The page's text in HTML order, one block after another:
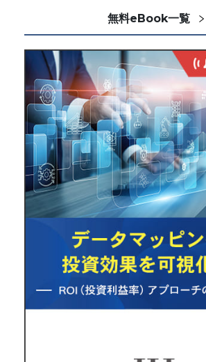
無料eBook一覧